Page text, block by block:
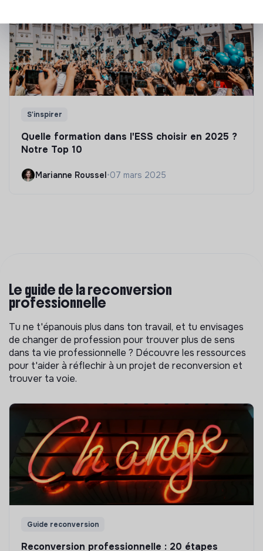
S'inspirer
Quelle formation dans l'ESS choisir en 2025 ?
Notre Top 10
Marianne Roussel•07 mars 2025
Le guide de la reconversion
professionnelle
Tu ne t'épanouis plus dans ton travail, et tu envisages
de changer de profession pour trouver plus de sens
dans ta vie professionnelle ? Découvre les ressources
pour t'aider à réflechir à un projet de reconversion et
trouver ta voie.
Guide reconversion
Reconversion professionnelle : 20 étapes